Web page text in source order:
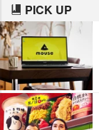
PICK UP